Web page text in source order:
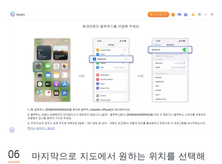
마지막으로 지도에서 원하는 위치를 선택해